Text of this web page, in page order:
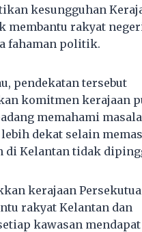
kesungguhan
membantu rakyat
fahaman politik.
pendekatan tersebut
komitmen kerajaan
memahami
dekat selain
di Kelantan tidak
kerajaan
rakyat Kelantan dan
kawasan mendapat